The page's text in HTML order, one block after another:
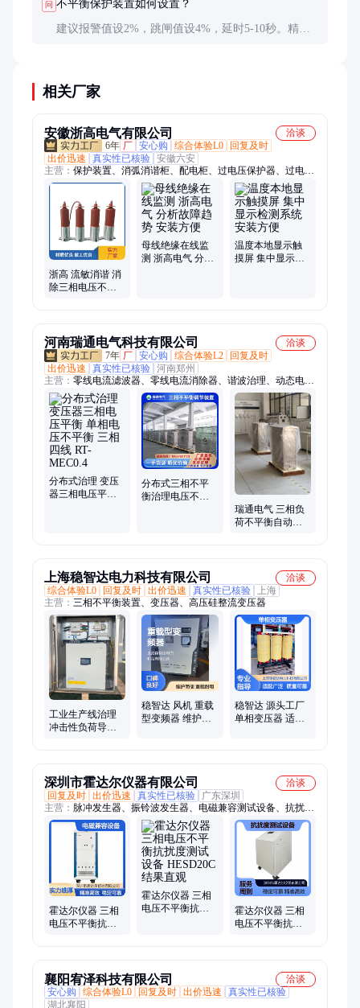
问 不平衡保护装置如何设置？
建议报警值设2%，跳闸值设4%，延时5-10秒。精密
相关厂家
安徽浙高电气有限公司
洽谈
6年 厂 安心购 综合体验L0
回复及时
出价迅速
真实性已核验 安徽六安
主营： 保护装置、消弧消谐柜、配电柜、过电压保护器、过电压
抑制柜、接地选线装置、电流互感器、避雷器、绝缘监测装置、
电流接地选线、在线监测装置、绝缘在线监测、监测设备、监测
仪表、消谐装置
浙高 流敏消谐 消
除三相电压不平
母线绝缘在线监
测 浙高电气 分析
温度本地显示触
摸屏 集中显示检
河南瑞通电气科技有限公司
洽谈
7年 厂 安心购 综合体验L2
回复及时
出价迅速
真实性已核验 河南郑州
主营： 零线电流滤波器、零线电流消除器、谐波治理、动态电压
恢复器、电压暂降补偿装置、三相不平衡调节装置、滤波装置、
电抗器、电容器、滤波器、调压设备、调压装置、复合开关、换
相开关、保护装置、无功补偿、调节装置、投切开关、低压补偿
成套装置
分布式治理 变压
器三相电压平衡
分布式三相不平
衡治理电压不平
瑞通电气 三相负
荷不平衡自动调
上海稳智达电力科技有限公司
洽谈
综合体验L0
回复及时 出价迅速 真实性已核验
上海
主营： 三相不平衡装置、变压器、高压硅整流变压器
工业生产线治理
冲击性负荷导致
稳智达 风机 重载
型变频器 维护简
稳智达 源头工厂
单相变压器 适配
深圳市霍达尔仪器有限公司
洽谈
回复及时 出价迅速 真实性已核验
广东深圳
主营： 脉冲发生器、振铃波发生器、电磁兼容测试设备、抗扰度
测试系统、静电放电发生器、输变电系统测量、电磁兼容抗扰测
霍达尔仪器 三相
电压不平衡抗扰
霍达尔仪器 三相
电压不平衡抗扰
霍达尔仪器 三相
电压不平衡抗扰
襄阳宥泽科技有限公司
洽谈
安心购
综合体验L0 回复及时 出价迅速
真实性已核验
湖北襄阳